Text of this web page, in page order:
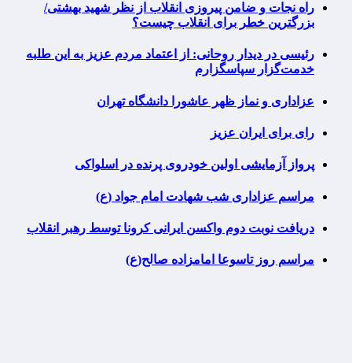
راه نجات و ضامن پیروزی انقلاب از نظر شهید بهشتی/
بزرگترین خطر برای انقلاب چیست؟
رئیسی در دیدار روحانی: از اعتماد مردم عزیز به این طلبه
خدمت‌گزار سپاسگزارم
عزاداری و نماز ظهر عاشورا دانشگاه تهران
رای برای ایران عزیز
پرواز آزمایشی اولین خودروی پرنده در اسلواکی
مراسم عزاداری شب شهادت امام جواد (ع)
دریافت نوبت دوم واکسن ایرانی کرونا توسط رهبر انقلاب
مراسم روز تاسوعا امامزاده صالح(ع)